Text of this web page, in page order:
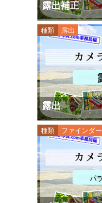
露出補正
種類 露出
露出
種類 ファインダー